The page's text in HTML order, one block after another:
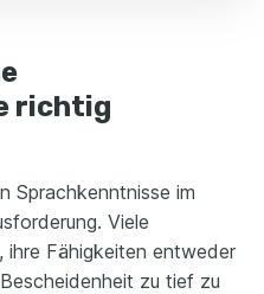
richtig
Sprachkenntnisse im
Viele
ihre Fähigkeiten entweder
zu tief zu